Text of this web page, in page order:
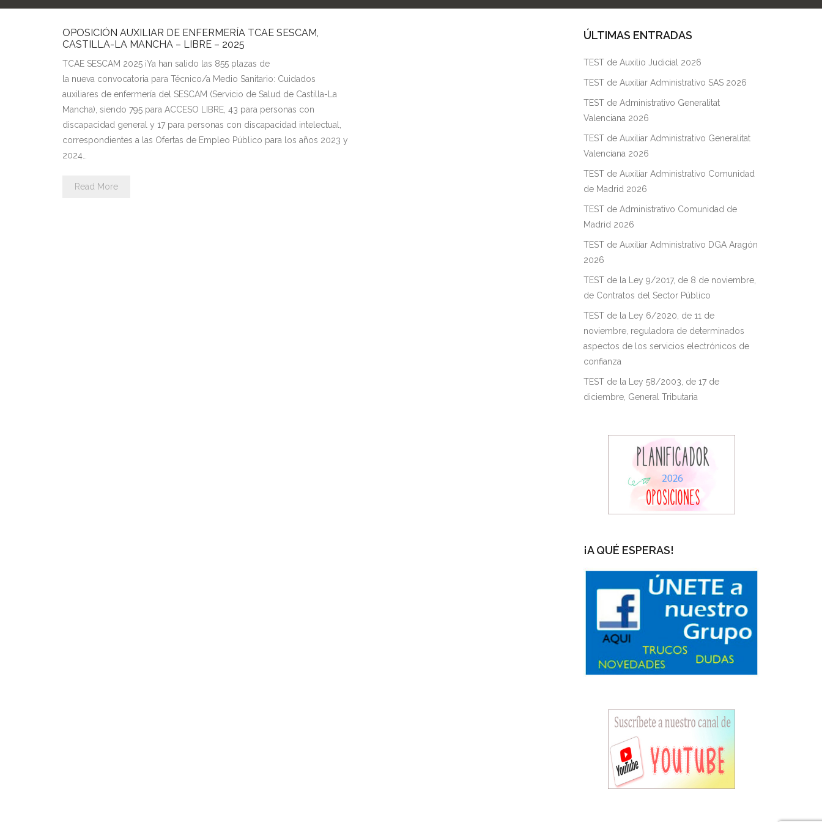
OPOSICIÓN AUXILIAR DE ENFERMERÍA TCAE SESCAM,
CASTILLA-LA MANCHA – LIBRE – 2025
TCAE SESCAM 2025 ¡Ya han salido las 855 plazas de
la nueva convocatoria para Técnico/a Medio Sanitario: Cuidados
auxiliares de enfermería del SESCAM (Servicio de Salud de Castilla-La
Mancha), siendo 795 para ACCESO LIBRE, 43 para personas con
discapacidad general y 17 para personas con discapacidad intelectual,
correspondientes a las Ofertas de Empleo Público para los años 2023 y
2024…
Read More
ÚLTIMAS ENTRADAS
TEST de Auxilio Judicial 2026
TEST de Auxiliar Administrativo SAS 2026
TEST de Administrativo Generalitat
Valenciana 2026
TEST de Auxiliar Administrativo Generalitat
Valenciana 2026
TEST de Auxiliar Administrativo Comunidad
de Madrid 2026
TEST de Administrativo Comunidad de
Madrid 2026
TEST de Auxiliar Administrativo DGA Aragón
2026
TEST de la Ley 9/2017, de 8 de noviembre,
de Contratos del Sector Público
TEST de la Ley 6/2020, de 11 de
noviembre, reguladora de determinados
aspectos de los servicios electrónicos de
confianza
TEST de la Ley 58/2003, de 17 de
diciembre, General Tributaria
¡A QUÉ ESPERAS!